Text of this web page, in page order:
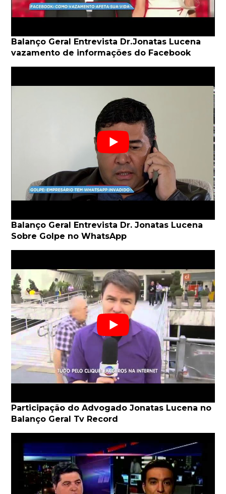
Balanço Geral Entrevista Dr.Jonatas Lucena
vazamento de informações do Facebook
Balanço Geral Entrevista Dr. Jonatas Lucena
Sobre Golpe no WhatsApp
Participação do Advogado Jonatas Lucena no
Balanço Geral Tv Record